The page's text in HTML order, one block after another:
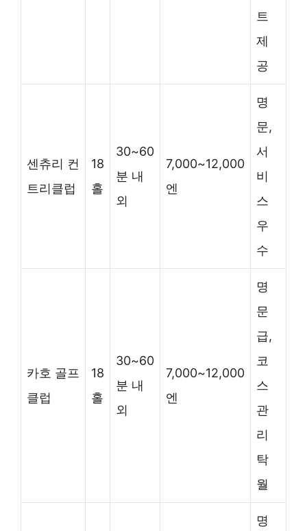
트
제
공
센츄리 컨
트리클럽
18
홀
30~60
분 내
외
7,000~12,000
엔
명
문,
서
비
스
우
수
카호 골프
클럽
18
홀
30~60
분 내
외
7,000~12,000
엔
명
문
급,
코
스
관
리
탁
월
명